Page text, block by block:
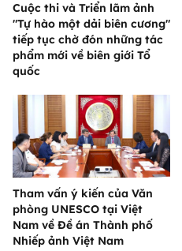
Cuộc thi và Triển lãm ảnh
"Tự hào một dải biên cương"
tiếp tục chờ đón những tác
phẩm mới về biên giới Tổ
quốc
Tham vấn ý kiến của Văn
phòng UNESCO tại Việt
Nam về Đề án Thành phố
Nhiếp ảnh Việt Nam